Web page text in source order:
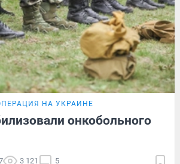
НА УКРАИНЕ
онкобольного
3 121 5